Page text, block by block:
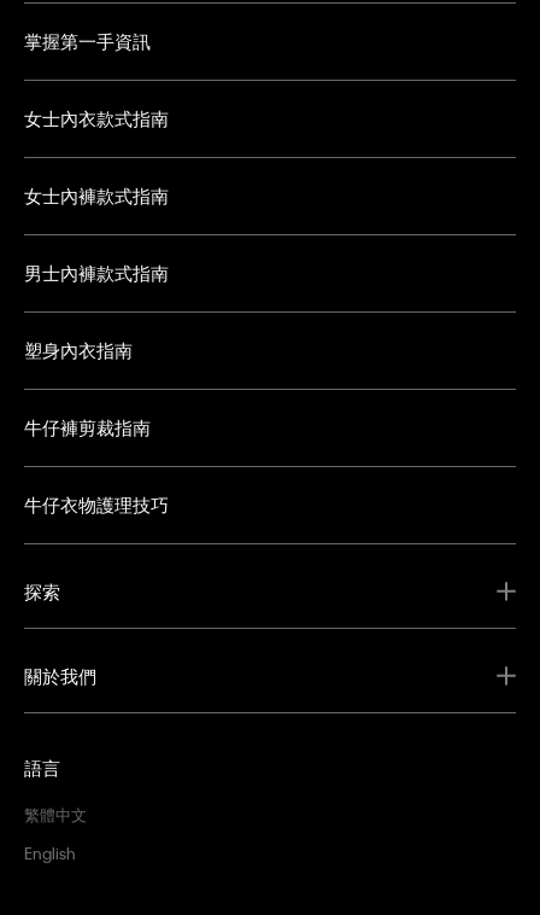
掌握第一手資訊
女士內衣款式指南
女士內褲款式指南
男士內褲款式指南
塑身內衣指南
牛仔褲剪裁指南
牛仔衣物護理技巧
探索
關於我們
語言
繁體中文
English